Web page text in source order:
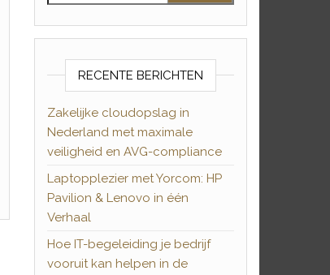
RECENTE BERICHTEN
Zakelijke cloudopslag in
Nederland met maximale
veiligheid en AVG-compliance
Laptopplezier met Yorcom: HP
Pavilion & Lenovo in één
Verhaal
Hoe IT-begeleiding je bedrijf
vooruit kan helpen in de